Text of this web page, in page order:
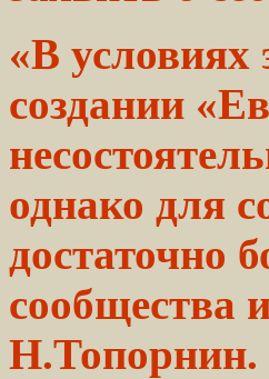
«В условиях
создании
однако для
достаточно
сообщества
Н.Топорнин.